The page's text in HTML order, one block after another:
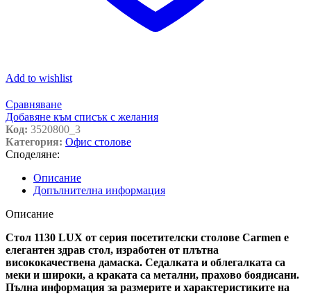
Add to wishlist
Сравняване
Добавяне към списък с желания
Код: 3520800_3
Категория: Офис столове
Споделяне:
Описание
Допълнителна информация
Описание
Стол 1130 LUX от серия посетителски столове Carmen е
елегантен здрав стол, изработен от плътна
висококачествена дамаска. Седалката и облегалката са
меки и широки, а краката са метални, прахово боядисани.
Пълна информация за размерите и характеристиките на